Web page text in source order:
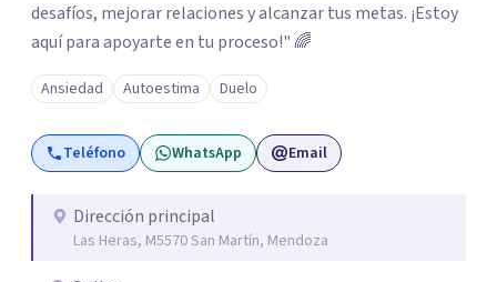
desafíos, mejorar relaciones y alcanzar tus metas. ¡Estoy
aquí para apoyarte en tu proceso!" 🌈
Ansiedad Autoestima Duelo
Teléfono WhatsApp Email
Dirección principal
Las Heras, M5570 San Martín, Mendoza